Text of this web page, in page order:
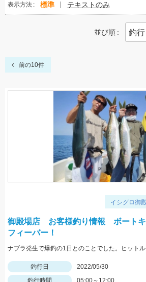
表示方法 標準 テキストのみ
並び順
前の10件
イシグロ御
御殿場店 お客様釣り情報 ボートキ
フィーバー！
釣行日
2022/05/30
釣行時間
05:00～12:00